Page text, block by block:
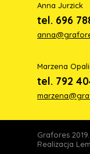
Anna Jurzick
tel. 696
Marzena
tel. 792
Grafores
Realizacja